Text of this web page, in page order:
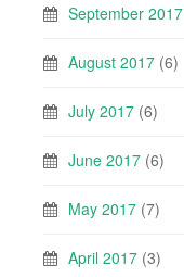
September 2017
August 2017 (6)
July 2017 (6)
June 2017 (6)
May 2017 (7)
April 2017 (3)